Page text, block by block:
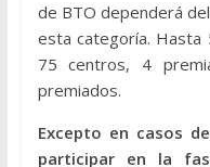
de BTO dependerá
esta categoría. Hasta
75 centros, 4
premiados.
Excepto en casos
participar en la